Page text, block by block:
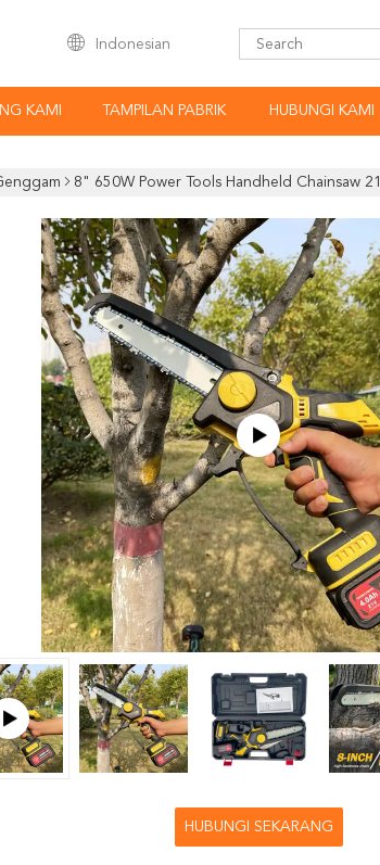
Indonesian
KAMI TAMPILAN PABRIK HUBUNGI KAMI
8" 650W Power Tools Handheld Chainsaw
HUBUNGI SEKARANG